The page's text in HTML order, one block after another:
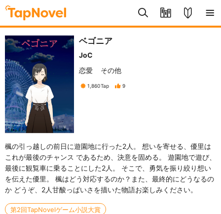
ベゴニア
JoC
恋愛
その他
1,860Tap 9
楓の引っ越しの前日に遊園地に行った2人。 想いを寄せる、優里は
これが最後のチャンス であるため、決意を固める。 遊園地で遊び、
最後に観覧車に乗ることにした2人。 そこで、勇気を振り絞り想い
を伝えた優里。 楓はどう対応するのか？また、最終的にどうなるの
か どうぞ、2人甘酸っぱいさを描いた物語お楽しみください。
第2回TapNovelゲーム小説大賞